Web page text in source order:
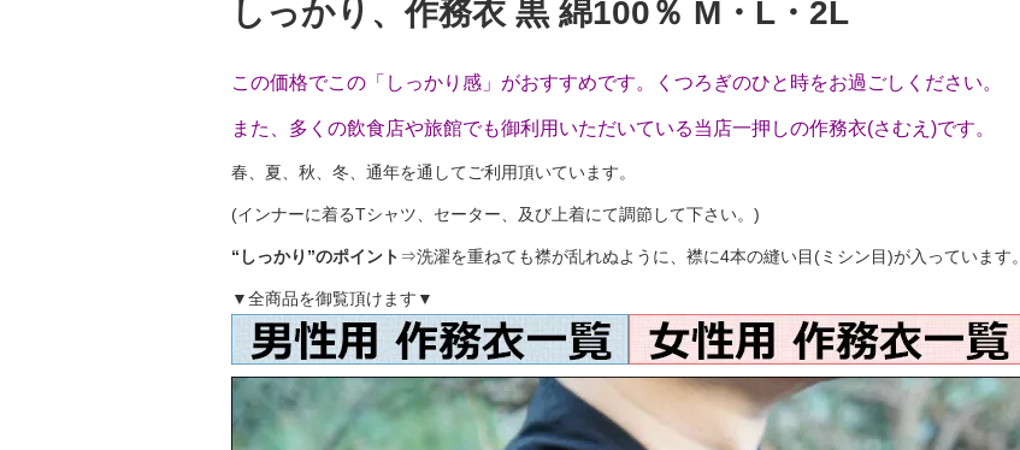
しっかり、作務衣 黒 綿100％ M・L・2L
この価格でこの「しっかり感」がおすすめです。くつろぎのひと時をお過ごしください。
また、多くの飲食店や旅館でも御利用いただいている当店一押しの作務衣(さむえ)です。
春、夏、秋、冬、通年を通してご利用頂いています。
(インナーに着るTシャツ、セーター、及び上着にて調節して下さい。)
“しっかり”のポイント ⇒洗濯を重ねても襟が乱れぬように、襟に4本の縫い目(ミシン目)が入っています。
▼全商品を御覧頂けます▼